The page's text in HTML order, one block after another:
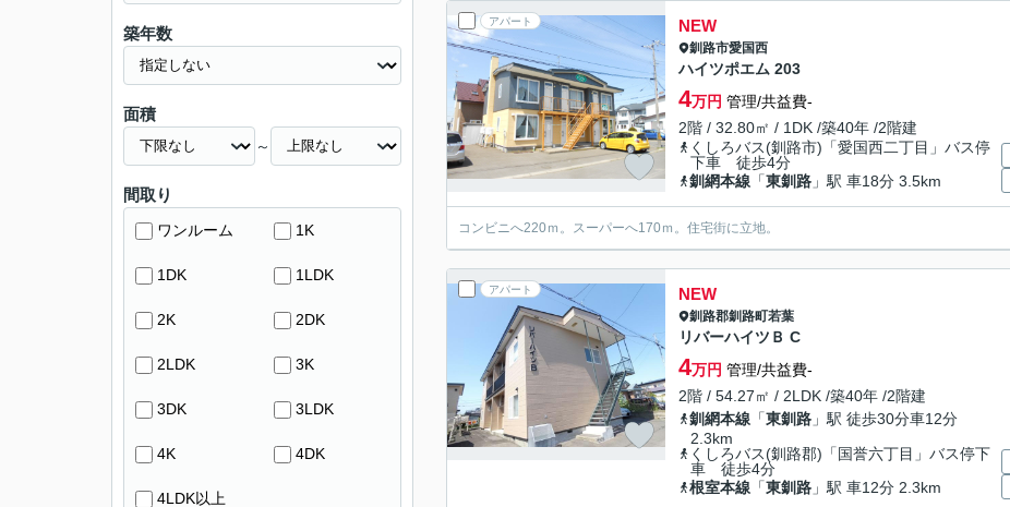
アパート NEW
釧路市愛国西
ハイツポエム 203
4万円 管理/共益費-
2階 / 32.80㎡ / 1DK /築40年 /2階建
くしろバス(釧路市)「愛国西二丁目」バス停
下車 徒歩4分
釧網本線 「東釧路 」駅 車18分 3.5km
コンビニへ220ｍ。スーパーへ170ｍ。住宅街に立地。
アパート NEW
釧路郡釧路町若葉
リバーハイツＢ C
4万円 管理/共益費-
2階 / 54.27㎡ / 2LDK /築40年 /2階建
釧網本線 「東釧路 」駅 徒歩30分車12分
2.3km
くしろバス(釧路郡)「国誉六丁目」バス停下
車 徒歩4分
根室本線 「東釧路 」駅 車12分 2.3km
築年数
面積
～
間取り
ワンルーム 1K
1DK 1LDK
2K 2DK
2LDK 3K
3DK 3LDK
4K 4DK
4LDK以上